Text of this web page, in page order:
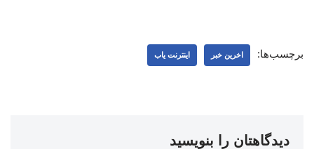
برچسب‌ها: اخرین خبر اینترنت یاب
دیدگاهتان را بنویسید